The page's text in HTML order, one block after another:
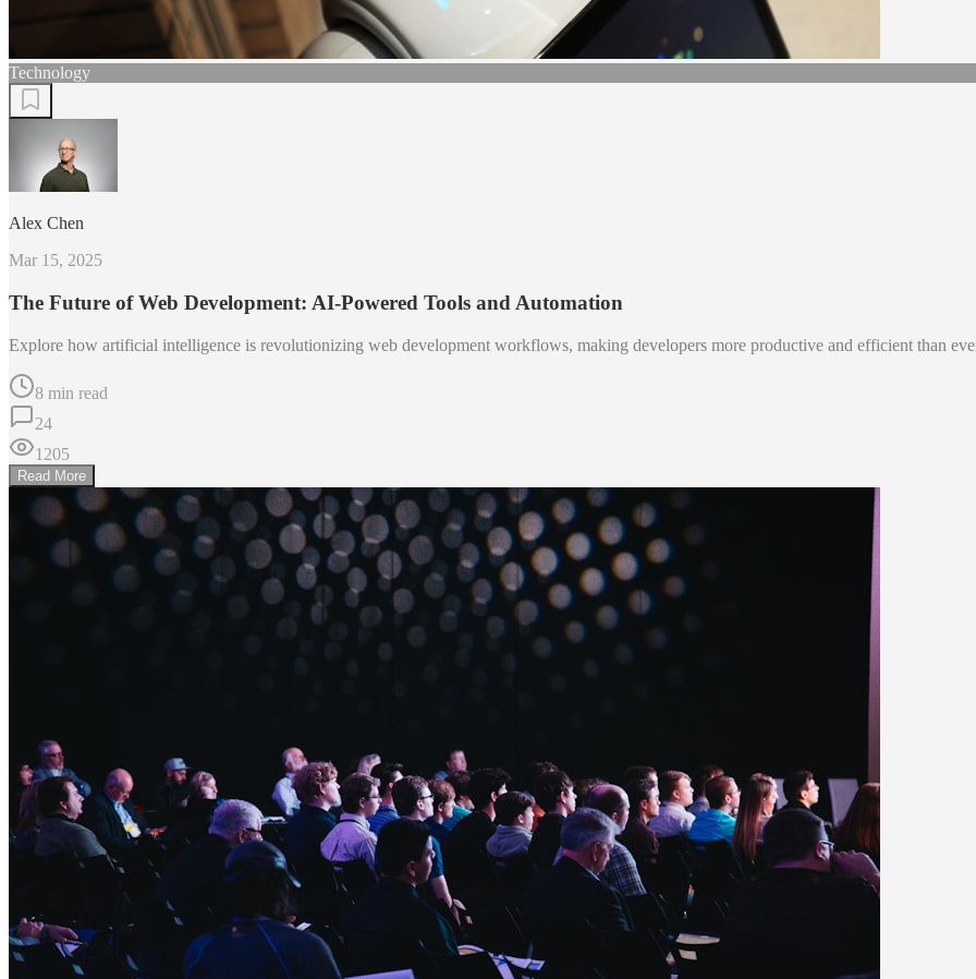
Technology
Alex Chen
Mar 15, 2025
The Future of Web Development: AI-Powered Tools and Automation
Explore how artificial intelligence is revolutionizing web development workflows, making developers more productive and efficient than
8 min read
24
1205
Read More